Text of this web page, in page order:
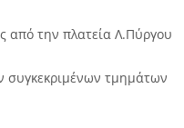
από την πλατεία Λ.Πύργου
συγκεκριμένων τμημάτων